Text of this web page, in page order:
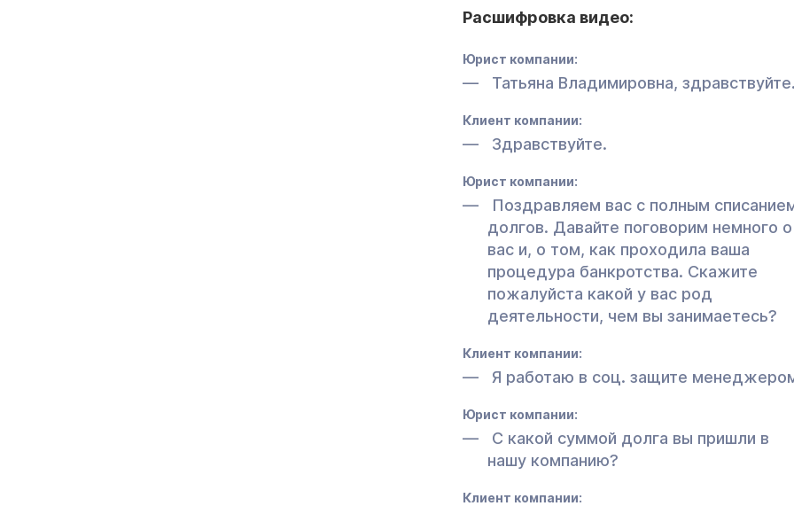
Расшифровка видео:
Юрист компании:
Татьяна Владимировна, здравствуйте.
Клиент компании:
Здравствуйте.
Юрист компании:
Поздравляем вас с полным
долгов. Давайте поговорим немного о
вас и, о том, как проходила ваша
процедура банкротства. Скажите
пожалуйста какой у вас род
деятельности, чем вы занимаетесь?
Клиент компании:
Я работаю в соц. защите
Юрист компании:
С какой суммой долга вы пришли в
нашу компанию?
Клиент компании: